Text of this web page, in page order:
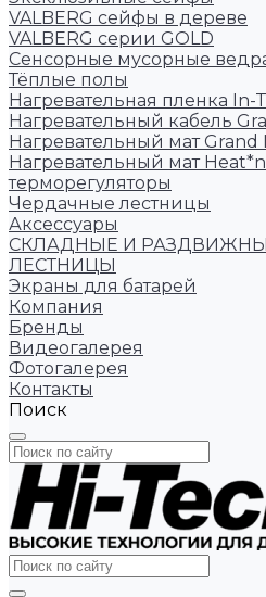
VALBERG сейфы в дереве
VALBERG серии GOLD
Сенсорные мусорные
Тёплые полы
Нагревательная пленка In-
Нагревательный кабель
Нагревательный мат
Нагревательный мат
терморегуляторы
Чердачные лестницы
Аксессуары
СКЛАДНЫЕ И
ЛЕСТНИЦЫ
Экраны для батарей
Компания
Бренды
Видеогалерея
Фотогалерея
Контакты
Поиск